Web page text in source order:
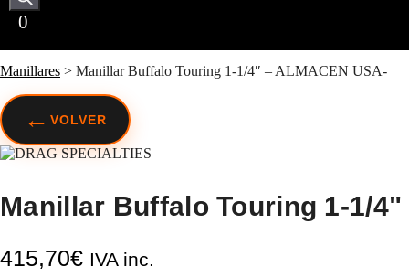
Manillares > Manillar Buffalo Touring 1-1/4″ – ALMACEN USA-
0
← VOLVER
Manillar Buffalo Touring 1-1/4"
415,70€ IVA inc.